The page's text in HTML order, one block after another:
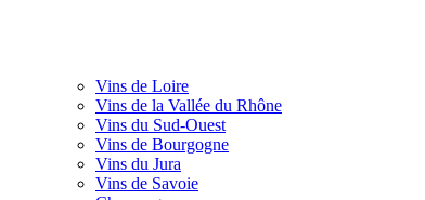
Vins de Loire
Vins de la Vallée du Rhône
Vins du Sud-Ouest
Vins de Bourgogne
Vins du Jura
Vins de Savoie